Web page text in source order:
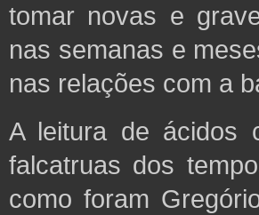
tomar novas e
nas semanas e
nas relações com a
A leitura de ácidos
falcatruas dos
como foram